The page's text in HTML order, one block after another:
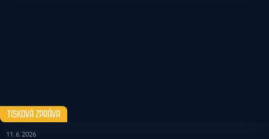
TISKOVÁ ZPRÁVA
11. 6. 2026